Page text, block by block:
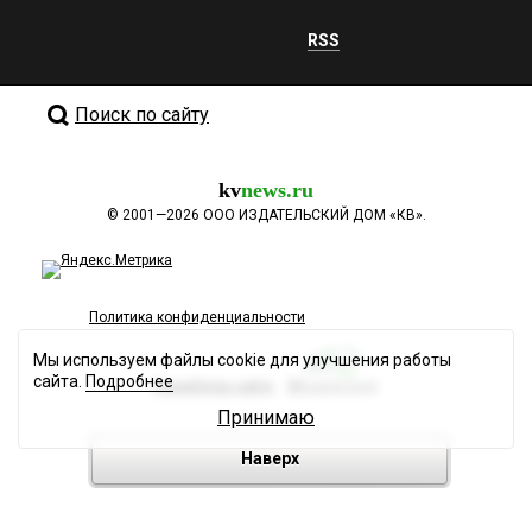
RSS
Поиск по сайту
kvnews.ru
© 2001—2026 ООО ИЗДАТЕЛЬСКИЙ ДОМ «КВ».
Политика конфиденциальности
Разработка сайта
Наверх
Мы используем файлы cookie для улучшения работы
сайта. Подробнее
Принимаю